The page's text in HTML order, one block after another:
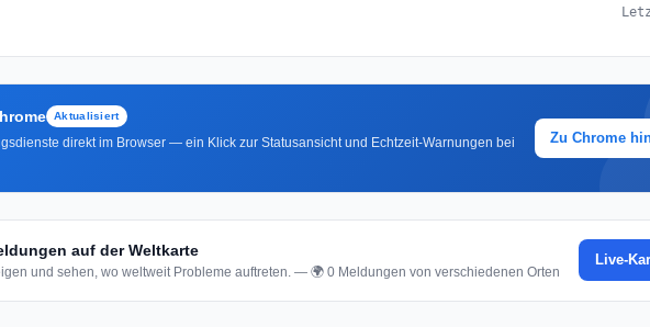
Aktualisiert
direkt im Browser — ein Klick zur Statusansicht und Echtzeit-Warnungen bei
Zu Chrome
auf der Weltkarte
und sehen, wo weltweit Probleme auftreten. — 🌍 0 Meldungen von verschiedenen Orten
Live-